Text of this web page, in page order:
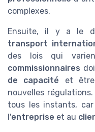
complexes.
Ensuite, il y a le
transport
des lois qui
commissionnaires
de capacité et
nouvelles
tous les instants,
l'entreprise et au